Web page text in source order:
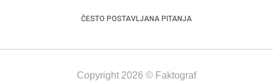
ČESTO POSTAVLJANA PITANJA
Copyright 2026 © Faktograf